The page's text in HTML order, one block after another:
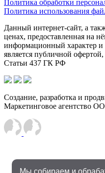
Политика обработки
Политика использования
Данный интернет-сайт, а
ценах, предоставленная на
информационный характер и
является публичной
Статьи 437 ГК РФ
Создание, разработка и
Маркетинговое
Мы собираем и